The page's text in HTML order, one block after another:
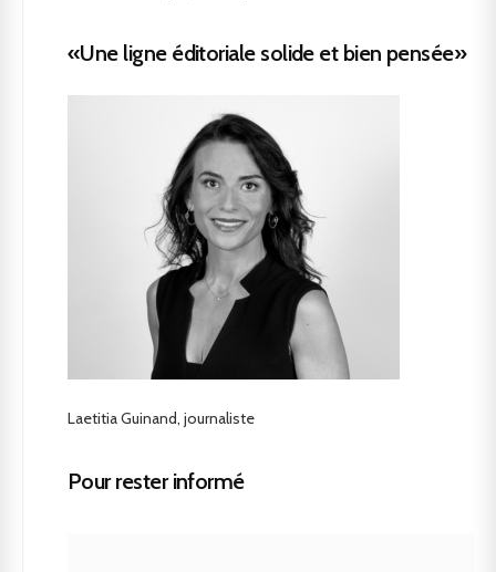
«Une ligne éditoriale solide et bien pensée»
Laetitia Guinand, journaliste
Pour rester informé